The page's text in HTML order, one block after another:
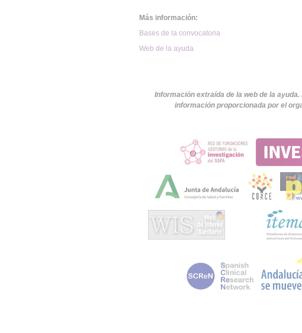
Más información:
Bases de la convocatoria
Web de la ayuda
Información extraída de la web de la
información proporcionada por el